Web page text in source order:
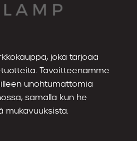
joka tarjoaa
Tavoitteenamme
unohtumattomia
samalla kun he
mukavuuksista.